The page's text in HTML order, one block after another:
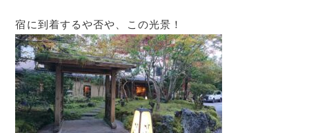
宿に到着するや否や、この光景！